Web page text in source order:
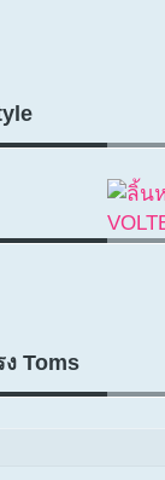
Toms